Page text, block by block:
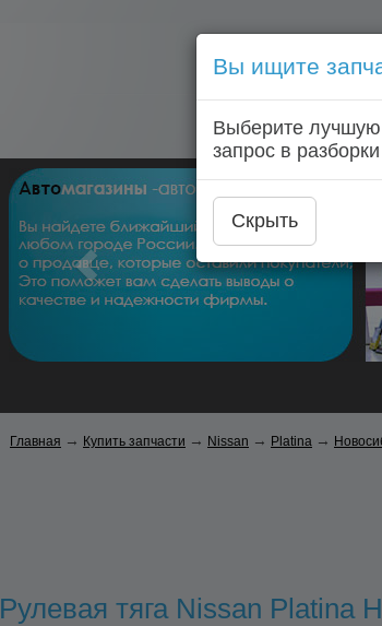
Голосовой
Главная
Главная → Купить запчасти → Nissan → Platina →
Рулевая тяга Nissan Platina
Вы ищите
Выберите лучшую
запрос в
Скрыть